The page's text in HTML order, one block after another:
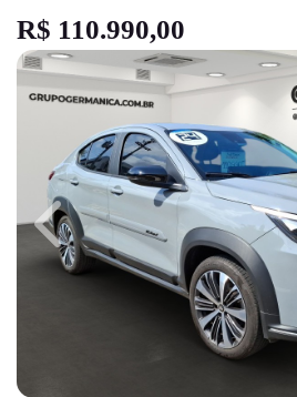
R$ 110.990,00
Previous